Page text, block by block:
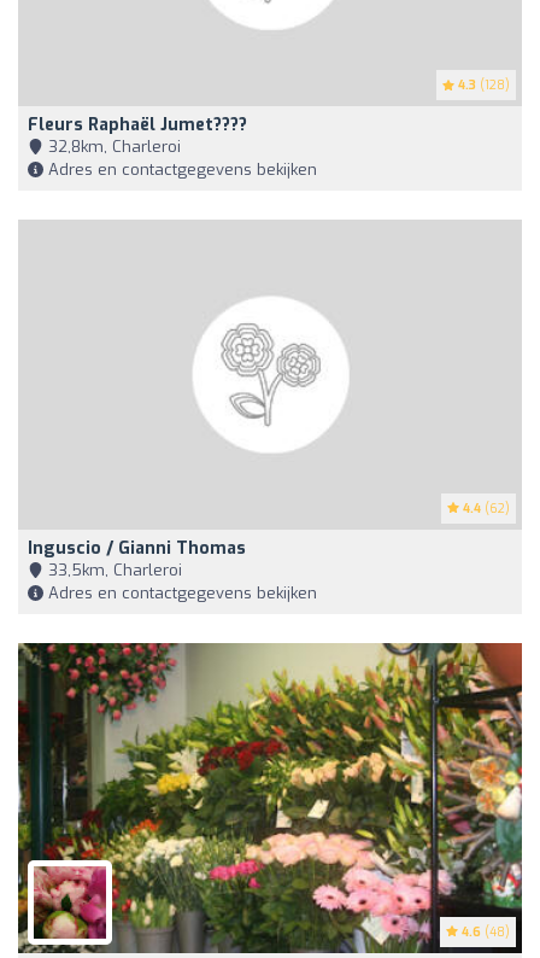
4.3 (128)
Fleurs Raphaël Jumet????
32,8km, Charleroi
Adres en contactgegevens bekijken
4.4 (62)
Inguscio / Gianni Thomas
33,5km, Charleroi
Adres en contactgegevens bekijken
4.6 (48)